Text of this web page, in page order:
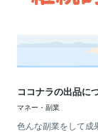
ココナラの出品に
マネー・副業
色んな副業をして成